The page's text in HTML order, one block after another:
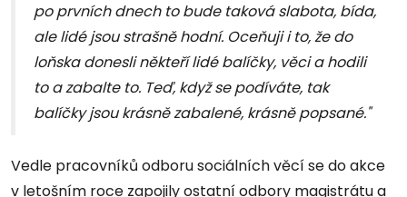
po prvních dnech to bude taková slabota, bída,
ale lidé jsou strašně hodní. Oceňuji i to, že do
loňska donesli někteří lidé balíčky, věci a hodili
to a zabalte to. Teď, když se podíváte, tak
balíčky jsou krásně zabalené, krásně popsané."
Vedle pracovníků odboru sociálních věcí se do akce
v letošním roce zapojily ostatní odbory magistrátu a